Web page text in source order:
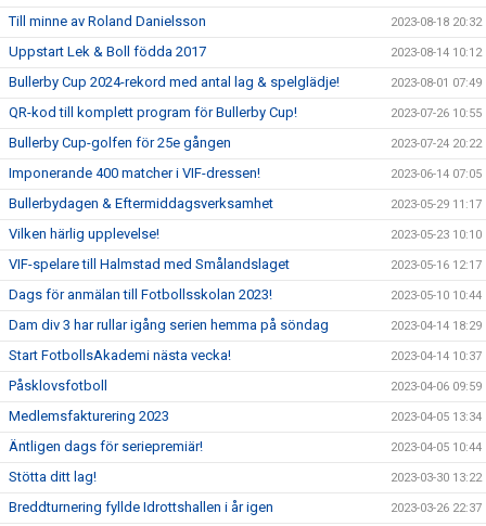
Till minne av Roland Danielsson 2023-08-18 20:32
Uppstart Lek & Boll födda 2017 2023-08-14 10:12
Bullerby Cup 2024-rekord med antal lag & spelglädje! 2023-08-01 07:49
QR-kod till komplett program för Bullerby Cup! 2023-07-26 10:55
Bullerby Cup-golfen för 25e gången 2023-07-24 20:22
Imponerande 400 matcher i VIF-dressen! 2023-06-14 07:05
Bullerbydagen & Eftermiddagsverksamhet 2023-05-29 11:17
Vilken härlig upplevelse! 2023-05-23 10:10
VIF-spelare till Halmstad med Smålandslaget 2023-05-16 12:17
Dags för anmälan till Fotbollsskolan 2023! 2023-05-10 10:44
Dam div 3 har rullar igång serien hemma på söndag 2023-04-14 18:29
Start FotbollsAkademi nästa vecka! 2023-04-14 10:37
Påsklovsfotboll 2023-04-06 09:59
Medlemsfakturering 2023 2023-04-05 13:34
Äntligen dags för seriepremiär! 2023-04-05 10:44
Stötta ditt lag! 2023-03-30 13:22
Breddturnering fyllde Idrottshallen i år igen 2023-03-26 22:37